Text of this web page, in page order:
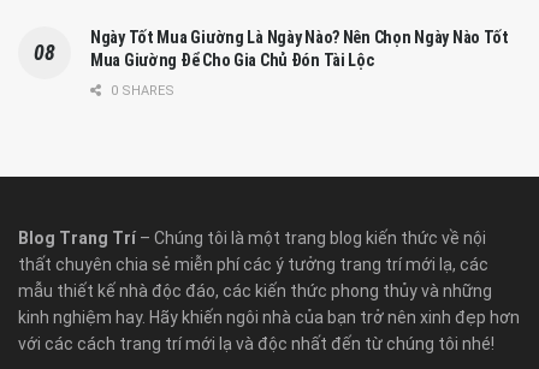
Ngày Tốt Mua Giường Là Ngày Nào? Nên Chọn Ngày Nào Tốt
Mua Giường Để Cho Gia Chủ Đón Tài Lộc
0 SHARES
Blog Trang Trí – Chúng tôi là một trang blog kiến thức về nội
thất chuyên chia sẻ miễn phí các ý tưởng trang trí mới lạ, các
mẫu thiết kế nhà độc đáo, các kiến thức phong thủy và những
kinh nghiệm hay. Hãy khiến ngôi nhà của bạn trở nên xinh đẹp hơn
với các cách trang trí mới lạ và độc nhất đến từ chúng tôi nhé!